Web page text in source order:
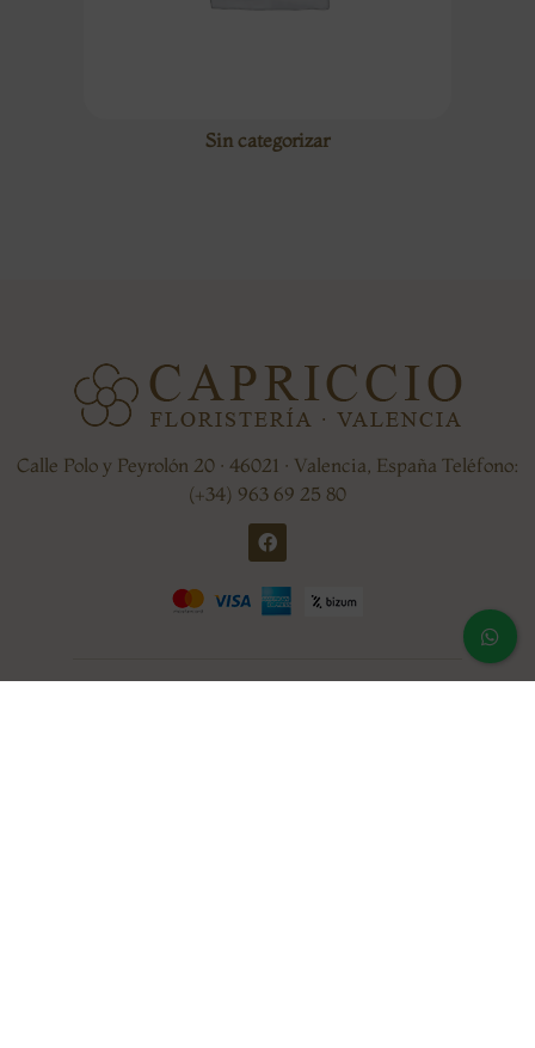
Sin categorizar
Calle Polo y Peyrolón 20 · 46021 · Valencia, España Teléfono:
(+34) 963 69 25 80